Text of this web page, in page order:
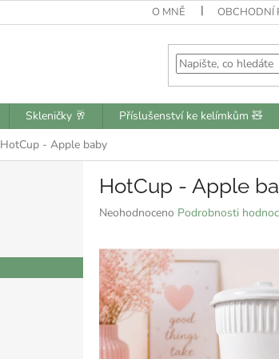
O MNĚ OBCHODNÍ
Skleničky 🥂 Příslušenství ke kelímkům 🧸
HotCup - Apple baby
HotCup - Apple
Průměrné
je
0,0
z
5
hvězdiček.
Neohodnoceno Podrobnosti